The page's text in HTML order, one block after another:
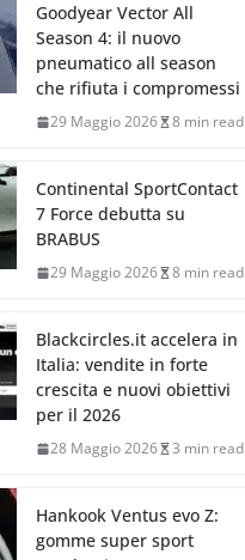
Goodyear Vector All
Season 4: il nuovo
pneumatico all season
che rifiuta i compromessi
29 Maggio 2026 8 min read
Continental SportContact
7 Force debutta su
BRABUS
29 Maggio 2026 8 min read
Blackcircles.it accelera in
Italia: vendite in forte
crescita e nuovi obiettivi
per il 2026
28 Maggio 2026 3 min read
Hankook Ventus evo Z:
gomme super sport